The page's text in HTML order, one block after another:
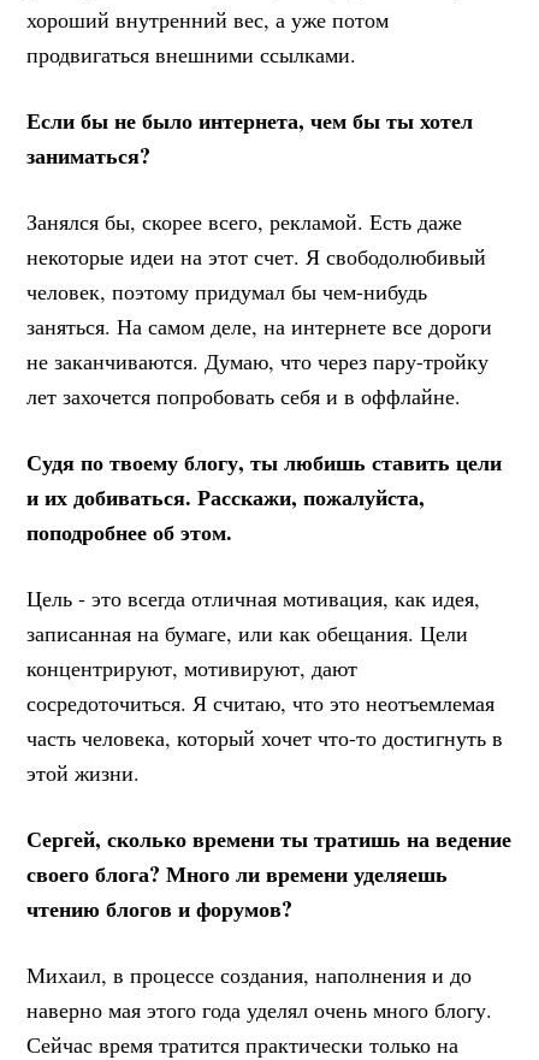
хороший внутренний вес, а уже потом
продвигаться внешними ссылками.
Если бы не было интернета, чем бы ты хотел
заниматься?
Занялся бы, скорее всего, рекламой. Есть даже
некоторые идеи на этот счет. Я свободолюбивый
человек, поэтому придумал бы чем-нибудь
заняться. На самом деле, на интернете все дороги
не заканчиваются. Думаю, что через пару-тройку
лет захочется попробовать себя и в оффлайне.
Судя по твоему блогу, ты любишь ставить цели
и их добиваться. Расскажи, пожалуйста,
поподробнее об этом.
Цель - это всегда отличная мотивация, как идея,
записанная на бумаге, или как обещания. Цели
концентрируют, мотивируют, дают
сосредоточиться. Я считаю, что это неотъемлемая
часть человека, который хочет что-то достигнуть в
этой жизни.
Сергей, сколько времени ты тратишь на ведение
своего блога? Много ли времени уделяешь
чтению блогов и форумов?
Михаил, в процессе создания, наполнения и до
наверно мая этого года уделял очень много блогу.
Сейчас время тратится практически только на